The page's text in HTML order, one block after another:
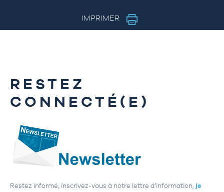
IMPRIMER
RESTEZ
CONNECTÉ(E)
Restez informé, inscrivez-vous à notre lettre d’information, je